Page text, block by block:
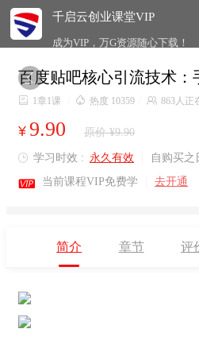
千启云创业课堂VIP
成为VIP，万G资源随心下载！

百度贴吧核心引流技术：
 1章1课  热度 10359  863人正
¥ 9.90 原价 ¥9.90
 学习时效 : 永久有效 自购买之
 当前课程VIP免费学 去开通
简介 章节 评